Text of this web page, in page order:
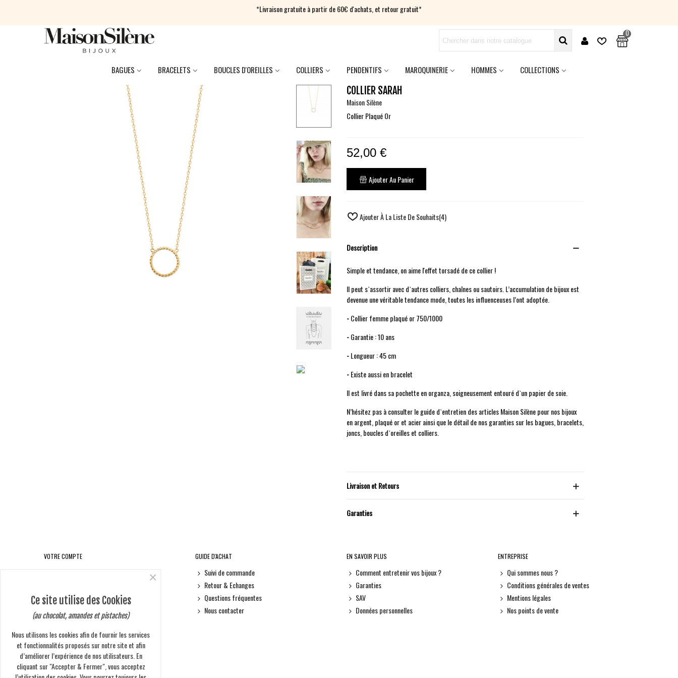
*Livraison gratuite à partir de 60€ d'achats, et retour gratuit*
0
BAGUES BRACELETS BOUCLES D'OREILLES COLLIERS PENDENTIFS MAROQUINERIE HOMMES COLLECTIONS
COLLIER SARAH
Maison Silène
Collier Plaqué Or
52,00 €
Ajouter Au Panier
Ajouter À La Liste De Souhaits(4)
Description
Simple et tendance, on aime l'effet torsadé de ce collier !
Il peut s`assortir avec d`autres colliers, chaînes ou sautoirs. L’accumulation de bijoux est
devenue une véritable tendance mode, toutes les influenceuses l’ont adoptée.
-Collier femme plaqué or 750/1000
-Garantie : 10 ans
-Longueur : 45 cm
-Existe aussi en bracelet
Il est livré dans sa pochette en organza, soigneusement entouré d`un papier de soie.
N’hésitez pas à consulter le guide d`entretien des articles Maison Silène pour nos bijoux
en argent, plaqué or et acier ainsi que le détail de nos garanties sur les bagues, bracelets,
joncs, boucles d`oreilles et colliers.
Livraison et Retours
Garanties
VOTRE COMPTE
Commandes
Avoirs
Adresses
Bons de réduction
GUIDE D'ACHAT
Suivi de commande
Retour & Echanges
Questions fréquentes
Nous contacter
EN SAVOIR PLUS
Comment entretenir vos bijoux ?
Garanties
SAV
Données personnelles
ENTREPRISE
Qui sommes nous ?
Conditions générales de ventes
Mentions légales
Nos points de vente
Ce site utilise des Cookies
(au chocolat, amandes et pistaches)
Nous utilisons les cookies afin de fournir les services
et fonctionnalités proposés sur notre site et afin
d’améliorer l’expérience de nos utilisateurs. En
cliquant sur "Accepter & Fermer", vous acceptez
×